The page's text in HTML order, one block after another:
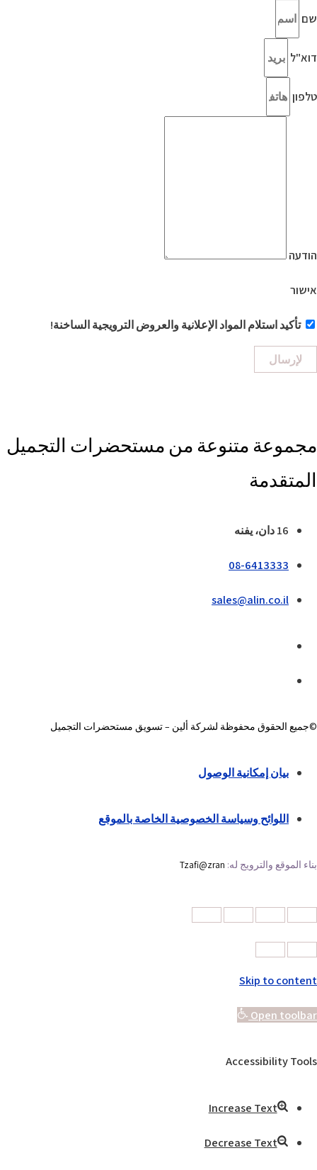
שם
דוא"ל
טלפון
הודעה
אישור
تأكيد استلام المواد الإعلانية والعروض الترويجية الساخنة!
لإرسال
مجموعة متنوعة من مستحضرات التجميل
المتقدمة
16 دان، يفنه
08-6413333
sales@alin.co.il
©جميع الحقوق محفوظة لشركة ألين – تسويق مستحضرات التجميل
بيان إمكانية الوصول
اللوائح وسياسة الخصوصية الخاصة بالموقع
بناء الموقع والترويج له: Tzafi@zran
Skip to content
Open toolbar
Accessibility Tools
Increase Text
Decrease Text